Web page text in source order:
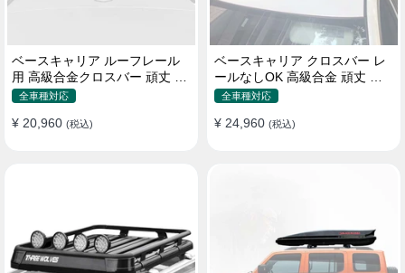
ベースキャリア ルーフレール
用 高級合金クロスバー 頑丈 ロ
ック付き ベースラックセット
全車種対応
¥ 20,960 (税込)
ベースキャリア クロスバー レ
ールなしOK 高級合金 頑丈 ロ
ック付き ベースラックセット
全車種対応
¥ 24,960 (税込)